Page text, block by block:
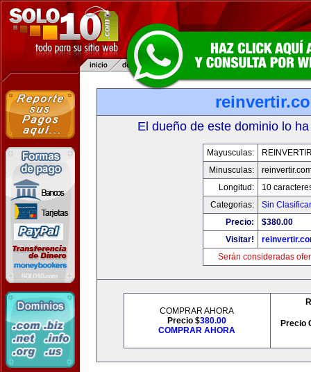
El dueño de este dominio lo
Mayusculas:
Minusculas:
Longitud:
10
Categorias:
Sin Clasificar
Precio:
$380.00
Visitar!
Serán consideradas
COMPRAR AHORA
Precio $380.00
COMPRAR AHORA
Precio